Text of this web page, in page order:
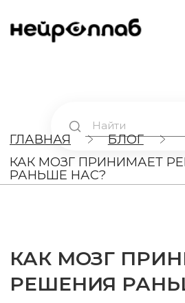
РАНЬШЕ НАС?
КАК МОЗГ ПРИНИМАЕТ